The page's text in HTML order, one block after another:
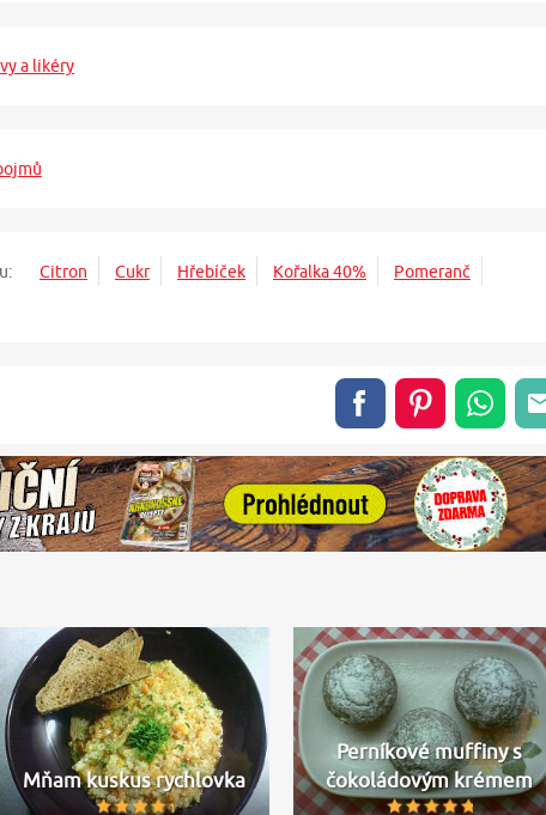
a likéry
Citron Cukr Hřebíček Kořalka 40%
Pomeranč
Mňam kuskus rychlovka
Perníkové muffiny s
čokoládovým krémem